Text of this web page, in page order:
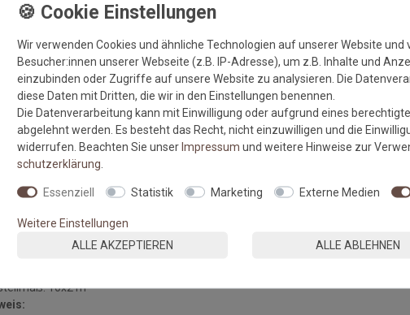
100 % Polyamid
PVC
getuftet
7 mm
2480 gr/qm
Grad
und Nässe auf
geeignet
und überdachten Außenbereich
1 qm
10x2 m
Wir verwenden Cookies und ähnliche Technologien auf unserer Website
Besucher:innen unserer Webseite (z.B. IP-Adresse), um z.B. Inhalte und
einzubinden oder Zugriffe auf unsere Website zu analysieren. Die
diese Daten mit Dritten, die wir in den Einstellungen benennen.
Die Datenverarbeitung kann mit Einwilligung oder aufgrund eines
abgelehnt werden. Es besteht das Recht, nicht einzuwilligen und die
widerrufen. Beachten Sie unserImpressum und weitere Hinweise zur
schutz­erklärung
Essenziell Statistik Marketing Externe Medien
Weitere Einstellungen
ALLE AKZEPTIEREN
ALLE ABLEHNEN